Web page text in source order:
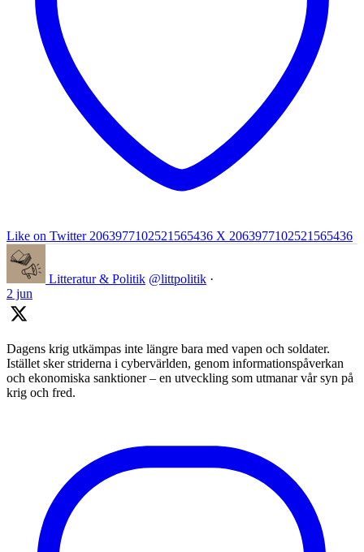
Like on Twitter 2063977102521565436 X 2063977102521565436
Litteratur & Politik @littpolitik ·
2 jun
Dagens krig utkämpas inte längre bara med vapen och soldater.
Istället sker striderna i cybervärlden, genom informationspåverkan
och ekonomiska sanktioner – en utveckling som utmanar vår syn på
krig och fred.